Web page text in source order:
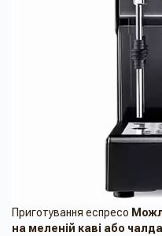
Приготування еспресо
на меленій каві або